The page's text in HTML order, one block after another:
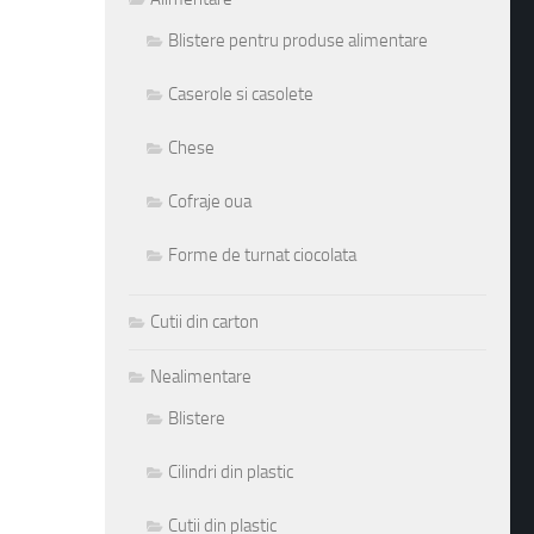
Blistere pentru produse alimentare
Caserole si casolete
Chese
Cofraje oua
Forme de turnat ciocolata
Cutii din carton
Nealimentare
Blistere
Cilindri din plastic
Cutii din plastic